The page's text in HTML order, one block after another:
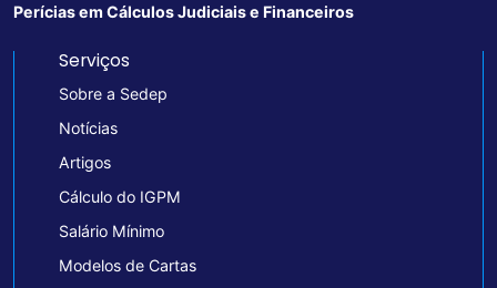
Perícias em Cálculos Judiciais e Financeiros
Serviços
Sobre a Sedep
Notícias
Artigos
Cálculo do IGPM
Salário Mínimo
Modelos de Cartas